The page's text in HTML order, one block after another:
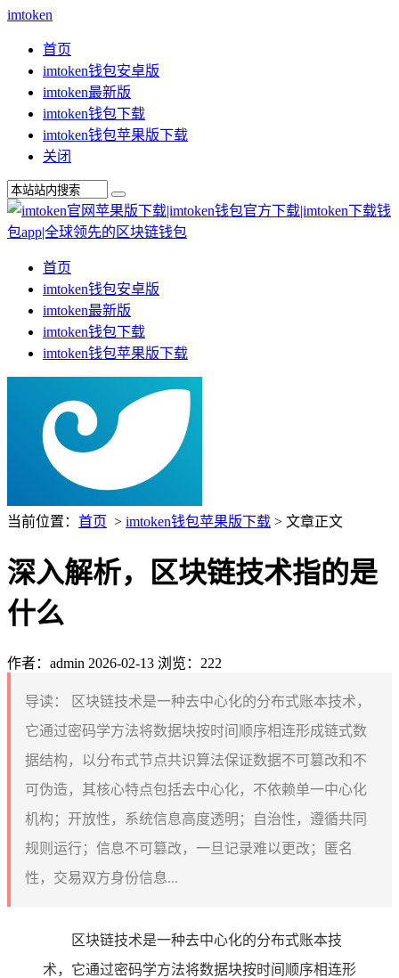
imtoken
首页
imtoken钱包安卓版
imtoken最新版
imtoken钱包下载
imtoken钱包苹果版下载
关闭
首页
imtoken钱包安卓版
imtoken最新版
imtoken钱包下载
imtoken钱包苹果版下载
当前位置： 首页 > imtoken钱包苹果版下载 > 文章正文
深入解析，区块链技术指的是
什么
作者：admin 2026-02-13 浏览：222
导读：
区块链技术是一种去中心化的分布式账本技术，
它通过密码学方法将数据块按时间顺序相连形成链式数
据结构，以分布式节点共识算法保证数据不可篡改和不
可伪造，其核心特点包括去中心化，不依赖单一中心化
机构；开放性，系统信息高度透明；自治性，遵循共同
规则运行；信息不可篡改，一旦记录难以更改；匿名
性，交易双方身份信息...
区块链技术是一种去中心化的分布式账本技
术，它通过密码学方法将数据块按时间顺序相连形